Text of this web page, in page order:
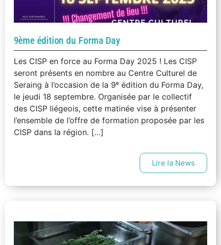
9ème édition du Forma Day
Les CISP en force au Forma Day 2025 ! Les CISP
seront présents en nombre au Centre Culturel de
Seraing à l’occasion de la 9ᵉ édition du Forma Day,
le jeudi 18 septembre. Organisée par le collectif
des CISP liégeois, cette matinée vise à présenter
l’ensemble de l’offre de formation proposée par les
CISP dans la région. […]
Lire la News